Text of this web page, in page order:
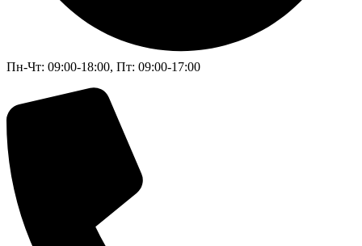
Пн-Чт: 09:00-18:00, Пт: 09:00-17:00